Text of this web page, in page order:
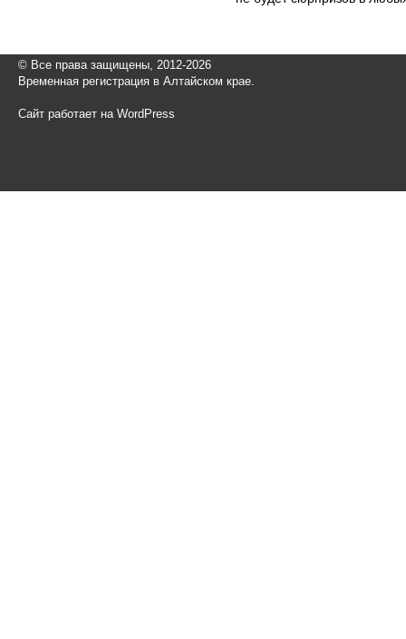
© Все права защищены, 2012-2026
Временная регистрация в Алтайском крае.
Сайт работает на WordPress